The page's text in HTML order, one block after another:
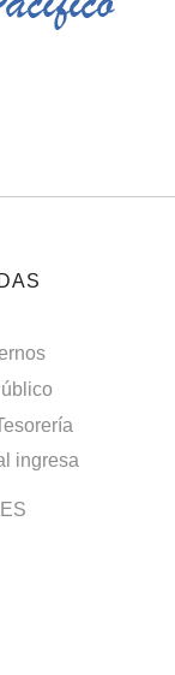
ingresa